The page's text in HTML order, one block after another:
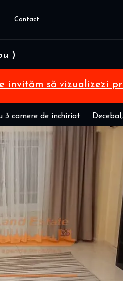
Contact
)
invităm să vizualizezi
3 camere de închiriat